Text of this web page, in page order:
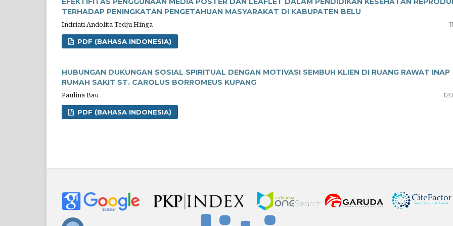
TERHADAP PENINGKATAN PENGETAHUAN MASYARAKAT DI KABUPATEN BELU
Indriati Andolita Tedju Hinga
PDF (BAHASA INDONESIA)
HUBUNGAN DUKUNGAN SOSIAL SPIRITUAL DENGAN MOTIVASI SEMBUH KLIEN DI RUANG RAWAT INAP
RUMAH SAKIT ST. CAROLUS BORROMEUS KUPANG
Paulina Bau
PDF (BAHASA INDONESIA)